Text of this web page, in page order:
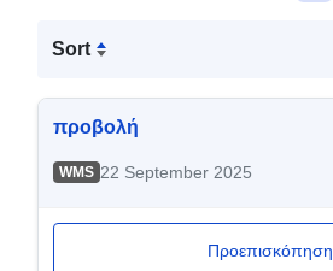
Sort
προβολή
WMS 22 September 2025
Προεπισκόπηση